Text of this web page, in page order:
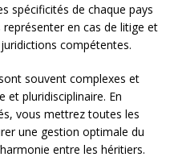
spécificités de chaque pays
en cas de litige et
compétentes.
souvent complexes et
et pluridisciplinaire. En
vous mettrez toutes les
une gestion optimale du
entre les héritiers.